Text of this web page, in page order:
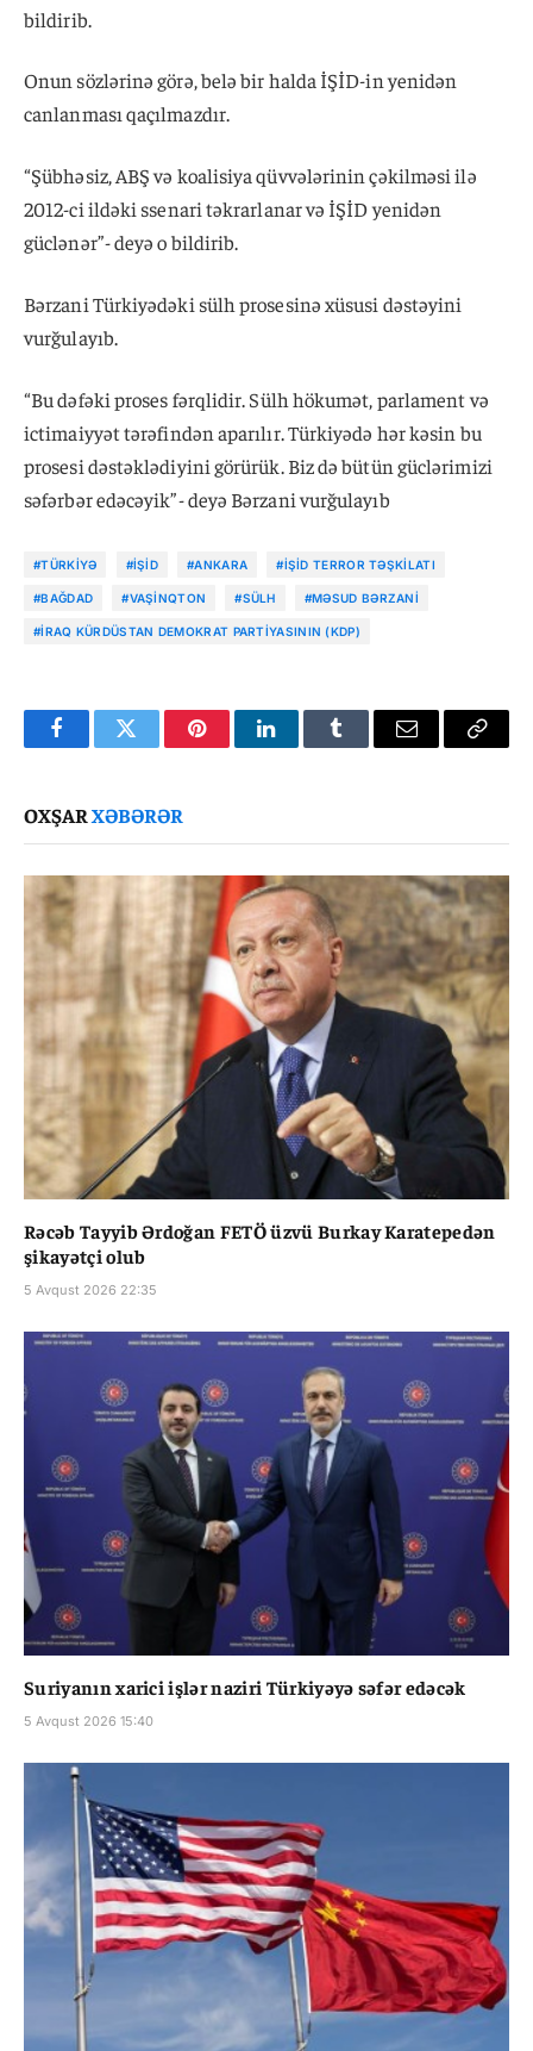
bildirib.
Onun sözlərinə görə, belə bir halda İŞİD-in yenidən
canlanması qaçılmazdır.
“Şübhəsiz, ABŞ və koalisiya qüvvələrinin çəkilməsi ilə
2012-ci ildəki ssenari təkrarlanar və İŞİD yenidən
güclənər”- deyə o bildirib.
Bərzani Türkiyədəki sülh prosesinə xüsusi dəstəyini
vurğulayıb.
“Bu dəfəki proses fərqlidir. Sülh hökumət, parlament və
ictimaiyyət tərəfindən aparılır. Türkiyədə hər kəsin bu
prosesi dəstəklədiyini görürük. Biz də bütün güclərimizi
səfərbər edəcəyik”- deyə Bərzani vurğulayıb
#TÜRKIYƏ #İŞİD #ANKARA #İŞİD TERROR TƏŞKILATI
#BAĞDAD #VAŞINQTON #SÜLH #MƏSUD BƏRZANI
#İRAQ KÜRDÜSTAN DEMOKRAT PARTIYASININ (KDP)
FacebookTwitter PinterestLinkedInTumblr Email
Copy
OXŞARXƏBƏRƏR
Rəcəb Tayyib Ərdoğan FETÖ üzvü Burkay Karatepedən
şikayətçi olub
5 Avqust 2026 22:35
Suriyanın xarici işlər naziri Türkiyəyə səfər edəcək
5 Avqust 2026 15:40